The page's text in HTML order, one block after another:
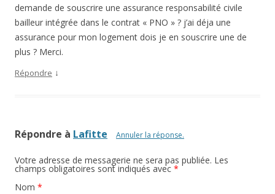
demande de souscrire une assurance responsabilité civile
bailleur intégrée dans le contrat « PNO » ? j’ai déja une
assurance pour mon logement dois je en souscrire une de
plus ? Merci.
Répondre ↓
Répondre à Lafitte Annuler la réponse.
Votre adresse de messagerie ne sera pas publiée. Les
champs obligatoires sont indiqués avec *
Nom *